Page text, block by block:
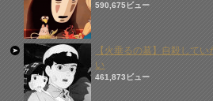
590,675ビュー
【火垂るの墓】自殺して
い
461,873ビュー